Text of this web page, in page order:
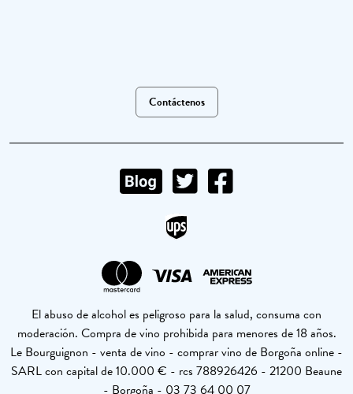
Contáctenos
El abuso de alcohol es peligroso para la salud, consuma con
moderación. Compra de vino prohibida para menores de 18 años.
Le Bourguignon - venta de vino - comprar vino de Borgoña online -
SARL con capital de 10.000 € - rcs 788926426 - 21200 Beaune